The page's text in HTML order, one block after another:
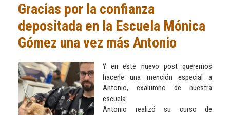
Gracias por la confianza
depositada en la Escuela Mónica
Gómez una vez más Antonio
Y en este nuevo post queremos
hacerle una mención especial a
Antonio, exalumno de nuestra
escuela.
Antonio realizó su curso de